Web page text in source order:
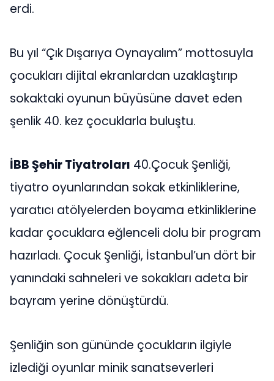
erdi.
Bu yıl “Çık Dışarıya Oynayalım” mottosuyla
çocukları dijital ekranlardan uzaklaştırıp
sokaktaki oyunun büyüsüne davet eden
şenlik 40. kez çocuklarla buluştu.
İBB Şehir Tiyatroları 40.Çocuk Şenliği,
tiyatro oyunlarından sokak etkinliklerine,
yaratıcı atölyelerden boyama etkinliklerine
kadar çocuklara eğlenceli dolu bir program
hazırladı. Çocuk Şenliği, İstanbul’un dört bir
yanındaki sahneleri ve sokakları adeta bir
bayram yerine dönüştürdü.
Şenliğin son gününde çocukların ilgiyle
izlediği oyunlar minik sanatseverleri